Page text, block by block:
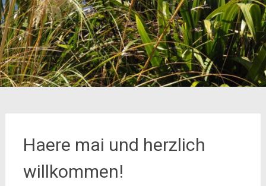
Haere mai und herzlich
willkommen!